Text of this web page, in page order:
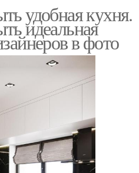
удобная кухня.
идеальная
в фото